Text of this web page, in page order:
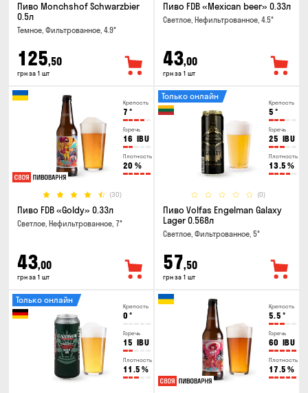
Пиво Monchshof Schwarzbier
0.5л
Темное, Фильтрованное, 4.9°
125,50
грн за 1 шт
Пиво FDB «Mexican beer» 0.33л
Светлое, Нефильтрованное, 4.5°
43,00
грн за 1 шт
Крепость
7 °
Горечь
16 IBU
Плотность
20 %
(30)
Пиво FDB «Goldy» 0.33л
Светлое, Нефильтрованное, 7°
43,00
грн за 1 шт
Крепость
5 °
Горечь
25 IBU
Плотность
13.5 %
(0)
Только онлайн
Пиво Volfas Engelman Galaxy
Lager 0.568л
Светлое, Фильтрованное, 5°
57,50
грн за 1 шт
Крепость
0 °
Горечь
15 IBU
Плотность
11.5 %
Только онлайн
Крепость
5.5 °
Горечь
60 IBU
Плотность
17.5 %